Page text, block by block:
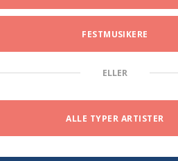
FESTMUSIKERE
ELLER
ALLE TYPER ARTISTER